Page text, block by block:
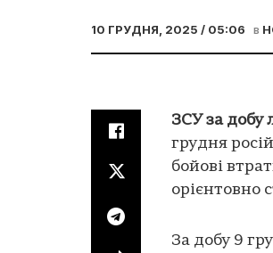
10 ГРУДНЯ, 2025 / 05:06 в
ЗСУ за добу
грудня
бойові
орієнтовно
За добу 9